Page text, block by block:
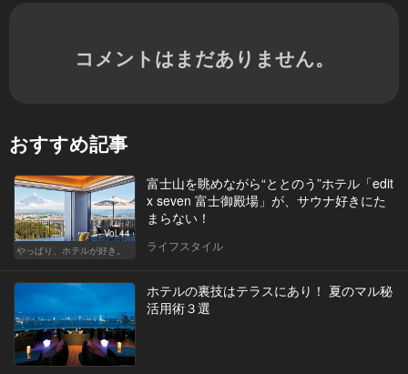
コメントはまだありません。
おすすめ記事
Vol.44
やっぱり、ホテルが好き。
富士山を眺めながら“ととのう”ホテル「edit
x seven 富士御殿場」が、サウナ好きにた
まらない！
ライフスタイル
ホテルの裏技はテラスにあり！ 夏のマル秘
活用術３選